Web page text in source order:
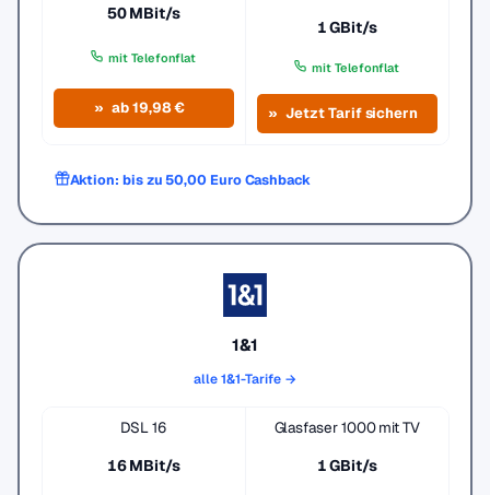
50 MBit/s
mit Telefonflat
ab 19,98 €
1 GBit/s
mit Telefonflat
Jetzt Tarif sichern
Aktion: bis zu 50,00 Euro Cashback
1&1
alle 1&1-Tarife →
DSL 16
16 MBit/s
Glasfaser 1000 mit TV
1 GBit/s